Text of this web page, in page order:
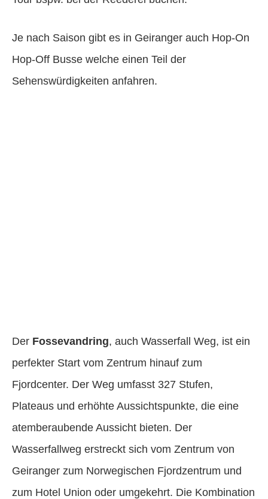
Je nach Saison gibt es in Geiranger auch Hop-On
Hop-Off Busse welche einen Teil der
Sehenswürdigkeiten anfahren.
Der Fossevandring, auch Wasserfall Weg, ist ein
perfekter Start vom Zentrum hinauf zum
Fjordcenter. Der Weg umfasst 327 Stufen,
Plateaus und erhöhte Aussichtspunkte, die eine
atemberaubende Aussicht bieten. Der
Wasserfallweg erstreckt sich vom Zentrum von
Geiranger zum Norwegischen Fjordzentrum und
zum Hotel Union oder umgekehrt. Die Kombination